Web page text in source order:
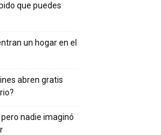
que puedes
un hogar en el
abren gratis
nadie imaginó